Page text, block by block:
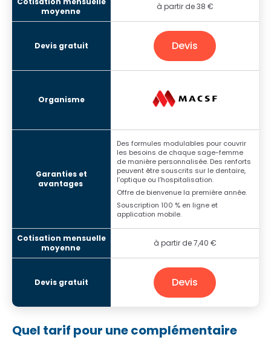
à partir de 38 €
Devis
Des formules modulables pour couvrir
les besoins de chaque sage-femme
de manière personnalisée. Des renforts
peuvent être souscrits sur le dentaire,
l’optique ou l’hospitalisation.
Offre de bienvenue la première année.
Souscription 100 % en ligne et
application mobile.
à partir de 7,40 €
Devis
Quel tarif pour une complémentaire